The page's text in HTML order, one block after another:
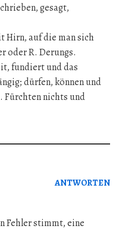
gesagt,
Hirn, auf die man sich
oder R. Derungs.
fundiert und das
dürfen, können und
Fürchten nichts und
ANTWORTEN
Fehler stimmt, eine